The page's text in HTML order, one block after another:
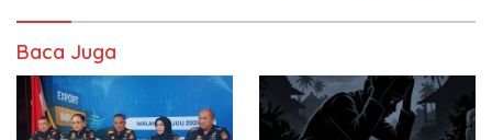
Baca Juga